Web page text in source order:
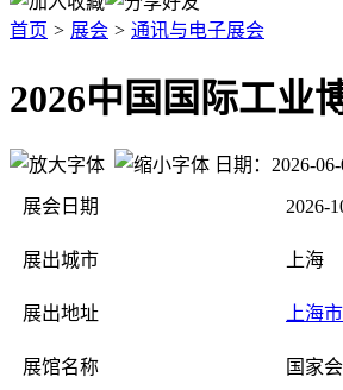
首页 > 展会 > 通讯与电子展会
2026中国国际工业
日期：2026-
展会日期 2026-
展出城市 上海
展出地址 上海
展馆名称 国家